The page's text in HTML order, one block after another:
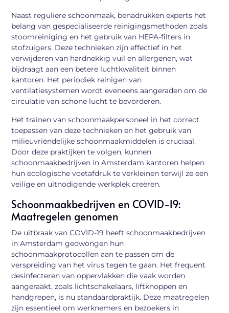
Naast reguliere schoonmaak, benadrukken experts het
belang van gespecialiseerde reinigingsmethoden zoals
stoomreiniging en het gebruik van HEPA-filters in
stofzuigers. Deze technieken zijn effectief in het
verwijderen van hardnekkig vuil en allergenen, wat
bijdraagt aan een betere luchtkwaliteit binnen
kantoren. Het periodiek reinigen van
ventilatiesystemen wordt eveneens aangeraden om de
circulatie van schone lucht te bevorderen.
Het trainen van schoonmaakpersoneel in het correct
toepassen van deze technieken en het gebruik van
milieuvriendelijke schoonmaakmiddelen is cruciaal.
Door deze praktijken te volgen, kunnen
schoonmaakbedrijven in Amsterdam kantoren helpen
hun ecologische voetafdruk te verkleinen terwijl ze een
veilige en uitnodigende werkplek creëren.
Schoonmaakbedrijven en COVID-19:
Maatregelen genomen
De uitbraak van COVID-19 heeft schoonmaakbedrijven
in Amsterdam gedwongen hun
schoonmaakprotocollen aan te passen om de
verspreiding van het virus tegen te gaan. Het frequent
desinfecteren van oppervlakken die vaak worden
aangeraakt, zoals lichtschakelaars, liftknoppen en
handgrepen, is nu standaardpraktijk. Deze maatregelen
zijn essentieel om werknemers en bezoekers in